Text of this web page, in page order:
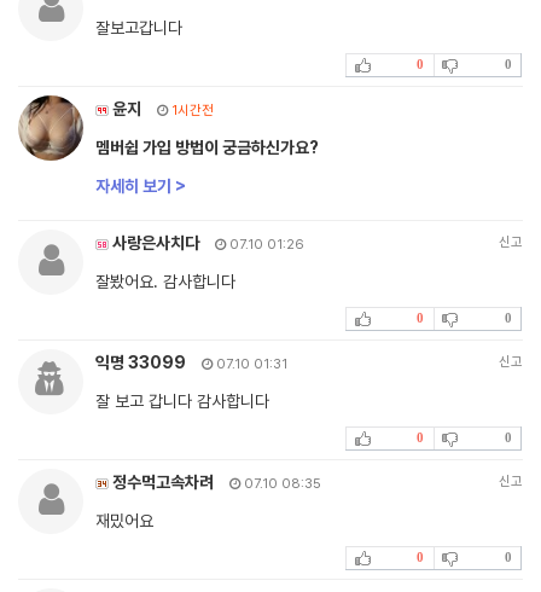
잘보고갑니다
0 0
윤지 1시간전
멤버쉽 가입 방법이 궁금하신가요?
자세히 보기 >
사랑은사치다 07.10 01:26 신고
잘봤어요. 감사합니다
0 0
익명 33099 07.10 01:31 신고
잘 보고 갑니다 감사합니다
0 0
정수먹고속차려 07.10 08:35 신고
재밌어요
0 0